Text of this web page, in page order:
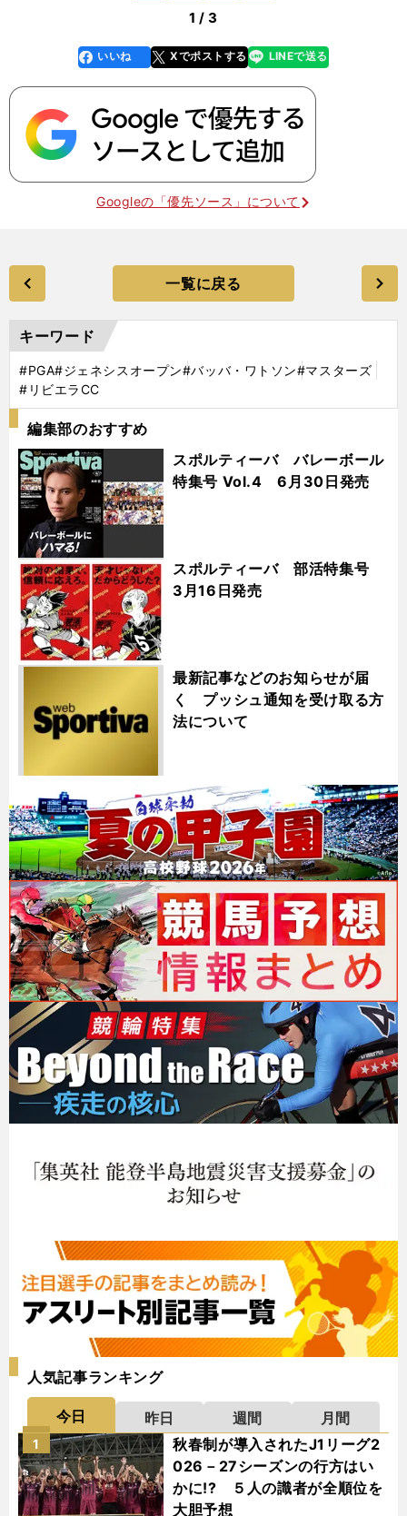
1 / 3
faceboo
k
いいね Xでポストする
line LINEで送る
Googleの「優先ソース」について
一覧に戻る
キーワード
#PGA#ジェネシスオープン#バッバ・ワトソン#マスターズ
#リビエラCC
編集部のおすすめ
スポルティーバ バレーボール
特集号 Vol.4 6月30日発売
スポルティーバ 部活特集号
3月16日発売
最新記事などのお知らせが届
く プッシュ通知を受け取る方
法について
人気記事ランキング
今日 昨日 週間
月間
秋春制が導入されたJ1リーグ2
026－27シーズンの行方はい
かに!? ５人の識者が全順位を
大胆予想
1